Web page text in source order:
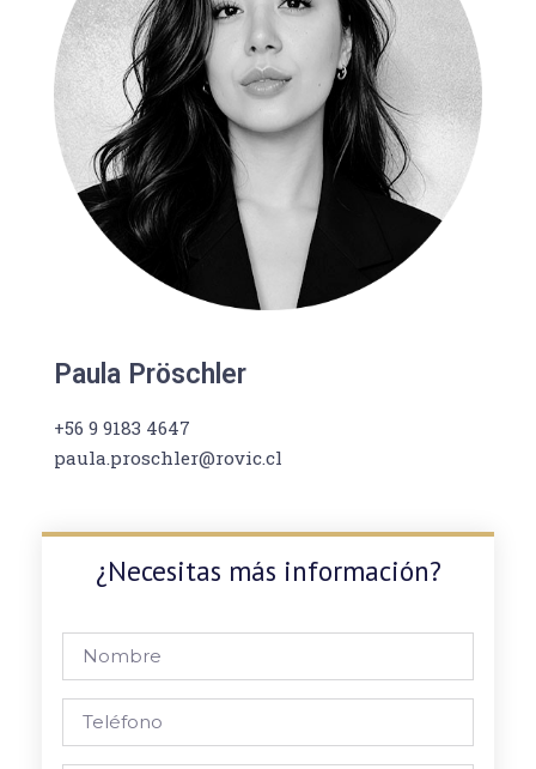
Paula Pröschler
+56 9 9183 4647
paula.proschler@rovic.cl
¿Necesitas más información?